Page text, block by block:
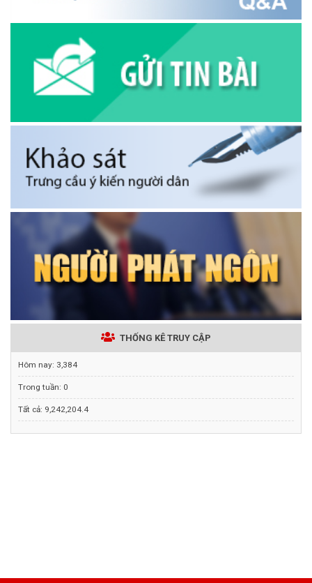
THỐNG KÊ TRUY CẬP
Hôm nay: 3,384
Trong tuần: 0
Tất cả: 9,242,204.4